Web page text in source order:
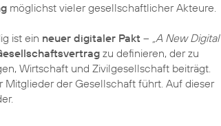
möglichst vieler gesellschaftlicher Akteure.
ist ein neuer digitaler Pakt – „A New Digital
zu definieren, der zu
Wirtschaft und Zivilgesellschaft beiträgt.
Mitglieder der Gesellschaft führt. Auf dieser